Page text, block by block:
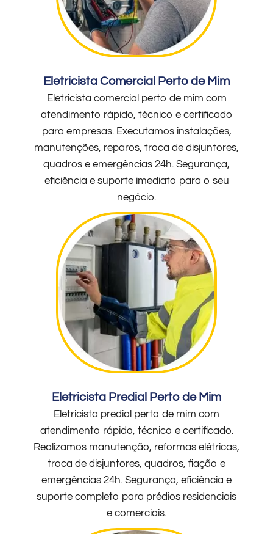
Eletricista Comercial Perto de Mim
Eletricista comercial perto de mim com
atendimento rápido, técnico e certificado
para empresas. Executamos instalações,
manutenções, reparos, troca de disjuntores,
quadros e emergências 24h. Segurança,
eficiência e suporte imediato para o seu
negócio.
Eletricista Predial Perto de Mim
Eletricista predial perto de mim com
atendimento rápido, técnico e certificado.
Realizamos manutenção, reformas elétricas,
troca de disjuntores, quadros, fiação e
emergências 24h. Segurança, eficiência e
suporte completo para prédios residenciais
e comerciais.